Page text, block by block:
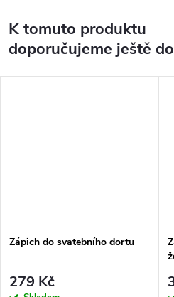
K tomuto produktu
doporučujeme ještě
Zápich do svatebního dortu
279 Kč